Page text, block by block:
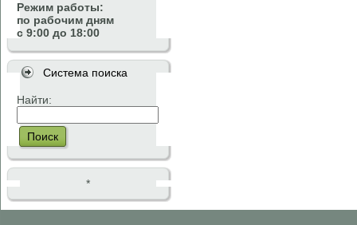
Режим работы:
по рабочим дням
с 9:00 до 18:00
Система поиска
Найти:
Поиск
*